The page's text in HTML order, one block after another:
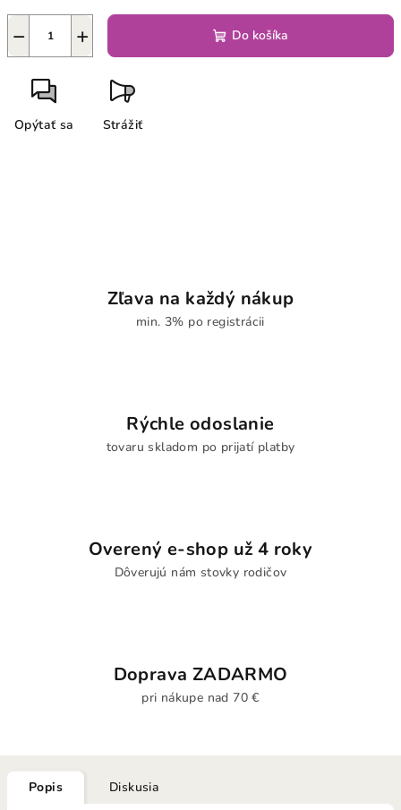
+
− Do košíka
Opýtať sa Strážiť
Zľava na každý nákup
min. 3% po registrácii
Rýchle odoslanie
tovaru skladom po prijatí platby
Overený e-shop už 4 roky
Dôverujú nám stovky rodičov
Doprava ZADARMO
pri nákupe nad 70 €
Popis Diskusia